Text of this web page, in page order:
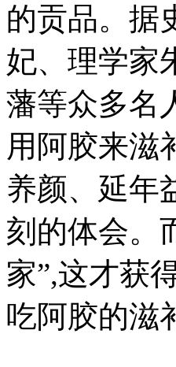
的贡品。据
妃、理学家
藩等众多名
用阿胶来滋
养颜、延年
刻的体会。
家”,这才获
吃阿胶的滋